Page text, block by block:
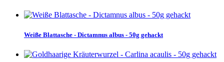
Weiße Blattasche - Dictamnus albus - 50g gehackt